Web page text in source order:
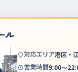
ル
対応エリア港区・
営業時間9:00～